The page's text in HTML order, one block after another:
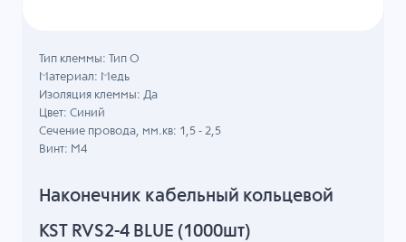
Наконечник кабельный кольцевой
KST RVS2-4 BLUE (1000шт)
Тип клеммы: Тип О
Материал: Медь
Изоляция клеммы: Да
Цвет: Синий
Сечение провода, мм.кв: 1,5 - 2,5
Винт: M4